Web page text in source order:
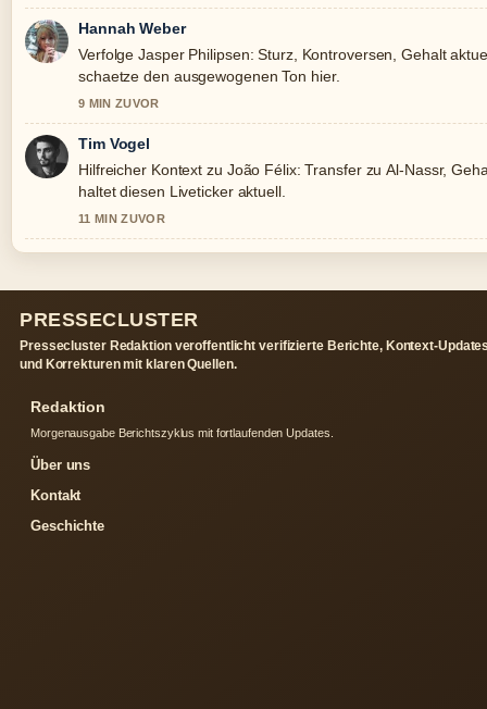
Hannah Weber
Verfolge Jasper Philipsen: Sturz, Kontroversen, Gehalt
schaetze den ausgewogenen Ton hier.
9 MIN ZUVOR
Tim Vogel
Hilfreicher Kontext zu João Félix: Transfer zu Al-Nassr,
haltet diesen Liveticker aktuell.
11 MIN ZUVOR
PRESSECLUSTER
Pressecluster Redaktion veroffentlicht verifizierte Berichte, Kontext-
und Korrekturen mit klaren Quellen.
Redaktion
Morgenausgabe Berichtszyklus mit fortlaufenden Updates.
Über uns
Kontakt
Geschichte